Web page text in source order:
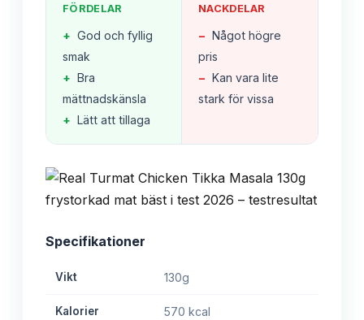
FÖRDELAR
+ God och fyllig
smak
+ Bra
mättnadskänsla
+ Lätt att tillaga
NACKDELAR
− Något högre
pris
− Kan vara lite
stark för vissa
Specifikationer
Vikt 130g
Kalorier 570 kcal